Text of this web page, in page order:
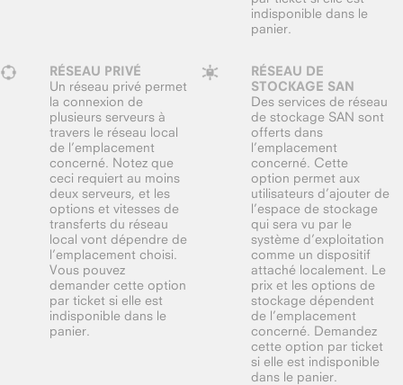
indisponible dans le
panier.
RÉSEAU PRIVÉ
Un réseau privé permet
la connexion de
plusieurs serveurs à
travers le réseau local
de l’emplacement
concerné. Notez que
ceci requiert au moins
deux serveurs, et les
options et vitesses de
transferts du réseau
local vont dépendre de
l’emplacement choisi.
Vous pouvez
demander cette option
par ticket si elle est
indisponible dans le
panier.
RÉSEAU DE
STOCKAGE SAN
Des services de réseau
de stockage SAN sont
offerts dans
l’emplacement
concerné. Cette
option permet aux
utilisateurs d’ajouter de
l’espace de stockage
qui sera vu par le
système d’exploitation
comme un dispositif
attaché localement. Le
prix et les options de
stockage dépendent
de l’emplacement
concerné. Demandez
cette option par ticket
si elle est indisponible
dans le panier.